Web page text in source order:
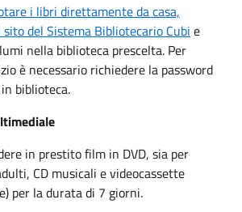
i libri direttamente da casa,
del Sistema Bibliotecario Cubi e
nella biblioteca prescelta. Per
è necessario richiedere la password
biblioteca.
in prestito film in DVD, sia per
CD musicali e videocassette
per la durata di 7 giorni.